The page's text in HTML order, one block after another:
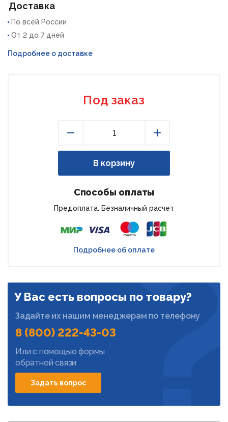
Доставка
По всей России
От 2 до 7 дней
Подробнее о доставке
Под заказ
В корзину
Способы оплаты
Предоплата. Безналичный расчет
Подробнее об оплате
У Вас есть вопросы по товару?
Задайте их нашим менеджерам по телефону
8 (800) 222-43-03
Или с помощью формы
обратной связи
Задать вопрос